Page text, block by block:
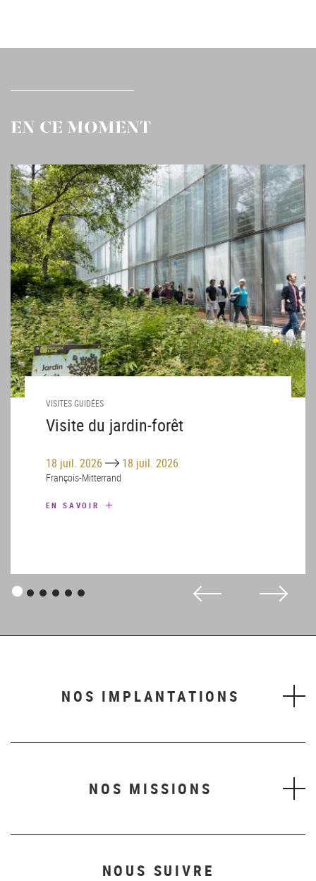
EN CE MOMENT
VISITES GUIDÉES
Visite du jardin-forêt
18 juil. 2026 Until18 juil. 2026
François-Mitterrand
EN SAVOIR
Panneau
Panneau
Panneau
Panneau
Panneau
Panneau
NOS IMPLANTATIONS
NOS MISSIONS
NOUS SUIVRE